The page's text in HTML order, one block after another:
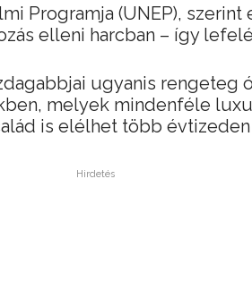
Programja (UNEP),
elleni harcban – így
ugyanis rengeteg
melyek mindenféle
is elélhet több
Hirdetés